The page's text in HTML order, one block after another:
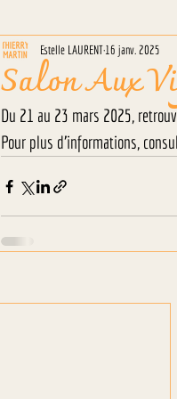
Salon Aux
Estelle LAURENT16 janv. 2025
Du 21 au 23 mars 2025,
Pour plus d'informations,